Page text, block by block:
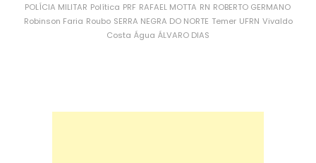
POLÍCIA MILITAR Política PRF RAFAEL MOTTA RN ROBERTO GERMANO
Robinson Faria Roubo SERRA NEGRA DO NORTE Temer UFRN Vivaldo
Costa Água ÁLVARO DIAS